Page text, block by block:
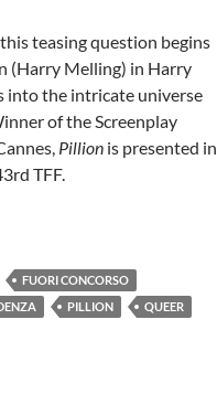
teasing question begins
(Harry Melling) in Harry
into the intricate universe
of the Screenplay
Pillion is presented in
TFF.
LIGHTON (ENG)
FUORI CONCORSO
PILLION
QUEER